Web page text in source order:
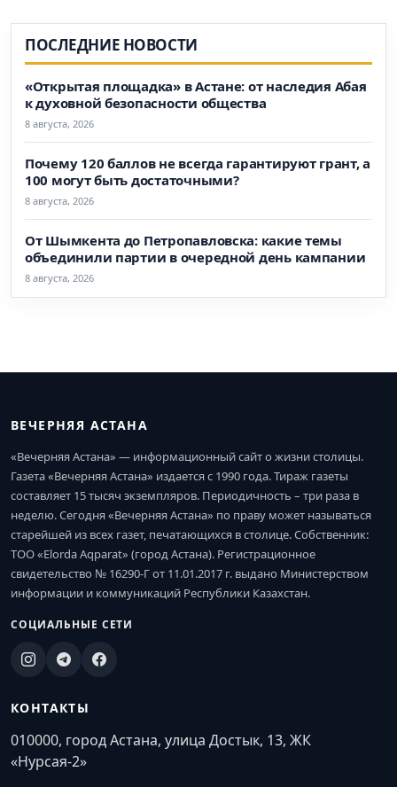
ПОСЛЕДНИЕ НОВОСТИ
«Открытая площадка» в Астане: от наследия Абая
к духовной безопасности общества
8 августа, 2026
Почему 120 баллов не всегда гарантируют грант, а
100 могут быть достаточными?
8 августа, 2026
От Шымкента до Петропавловска: какие темы
объединили партии в очередной день кампании
8 августа, 2026
ВЕЧЕРНЯЯ АСТАНА
«Вечерняя Астана» — информационный сайт о жизни столицы.
Газета «Вечерняя Астана» издается с 1990 года. Тираж газеты
составляет 15 тысяч экземпляров. Периодичность – три раза в
неделю. Сегодня «Вечерняя Астана» по праву может называться
старейшей из всех газет, печатающихся в столице. Собственник:
ТОО «Elorda Aqparat» (город Астана). Регистрационное
свидетельство № 16290-Г от 11.01.2017 г. выдано Министерством
информации и коммуникаций Республики Казахстан.
СОЦИАЛЬНЫЕ СЕТИ
КОНТАКТЫ
010000, город Астана, улица Достык, 13, ЖК
«Нурсая-2»